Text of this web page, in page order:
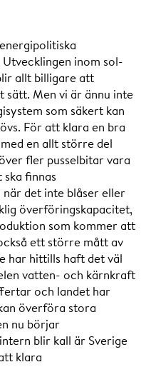
inom sol-
allt billigare att
Men vi är ännu inte
som säkert kan
För att klara en bra
en allt större del
fler pusselbitar vara
finnas
det inte blåser eller
överföringskapacitet,
som kommer att
ett större mått av
har hittills haft det väl
vatten- och kärnkraft
och landet har
överföra stora
nu börjar
blir kall är Sverige
klara